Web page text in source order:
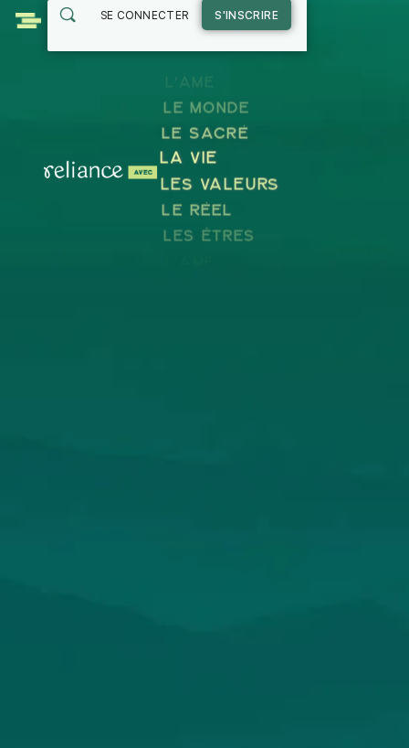
SE CONNECTER S'INSCRIRE
L'ÂME
LE MONDE
LE SACRÉ
LA VIE
LES VALEURS
LE RÉEL
LES ÊTRES